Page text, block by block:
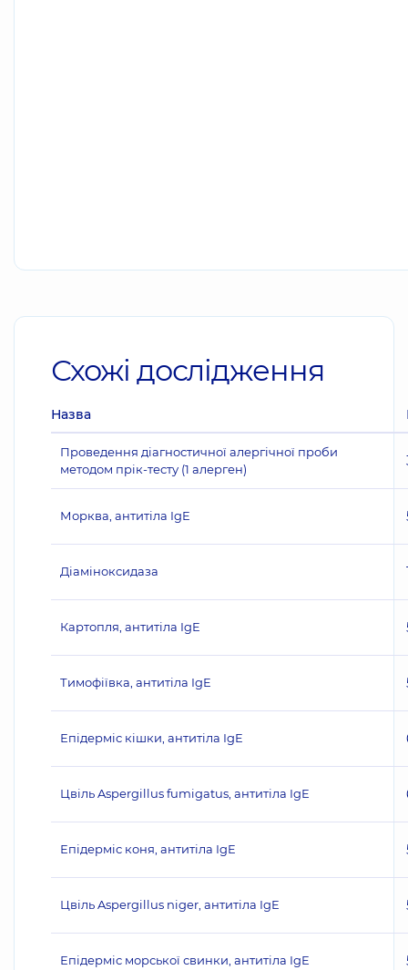
Схожі дослідження
Назва
Проведення діагностичної алергічної проби
методом прік-тесту (1 алерген)
Морква, антитіла IgE
Діаміноксидаза
Картопля, антитіла IgE
Тимофіївка, антитіла IgE
Епідерміс кішки, антитіла IgE
Цвіль Aspergillus fumigatus, антитіла IgE
Епідерміс коня, антитіла IgE
Цвіль Aspergillus niger, антитіла IgE
Епідерміс морської свинки, антитіла IgE